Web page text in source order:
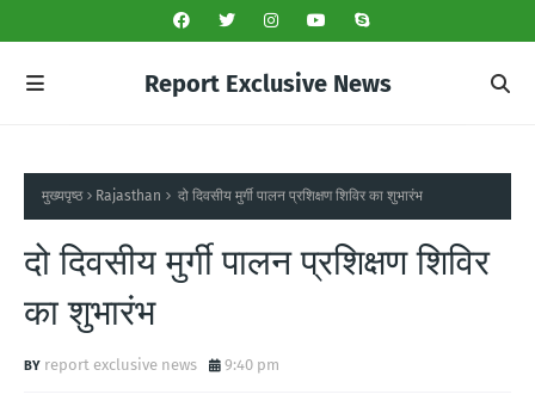
Report Exclusive News
मुख्यपृष्ठ Rajasthan दो दिवसीय मुर्गी पालन प्रशिक्षण शिविर का शुभारंभ
दो दिवसीय मुर्गी पालन प्रशिक्षण शिविर
का शुभारंभ
report exclusive news 9:40 pm